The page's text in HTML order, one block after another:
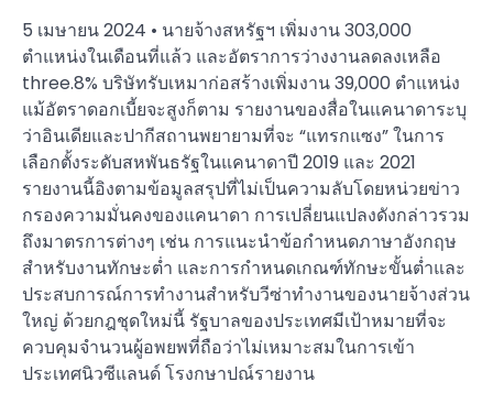
5 เมษายน 2024 • นายจ้างสหรัฐฯ เพิ่มงาน 303,000
ตำแหน่งในเดือนที่แล้ว และอัตราการว่างงานลดลงเหลือ
three.8% บริษัทรับเหมาก่อสร้างเพิ่มงาน 39,000 ตำแหน่ง
แม้อัตราดอกเบี้ยจะสูงก็ตาม รายงานของสื่อในแคนาดาระบุ
ว่าอินเดียและปากีสถานพยายามที่จะ “แทรกแซง” ในการ
เลือกตั้งระดับสหพันธรัฐในแคนาดาปี 2019 และ 2021
รายงานนี้อิงตามข้อมูลสรุปที่ไม่เป็นความลับโดยหน่วยข่าว
กรองความมั่นคงของแคนาดา การเปลี่ยนแปลงดังกล่าวรวม
ถึงมาตรการต่างๆ เช่น การแนะนำข้อกำหนดภาษาอังกฤษ
สำหรับงานทักษะต่ำ และการกำหนดเกณฑ์ทักษะขั้นต่ำและ
ประสบการณ์การทำงานสำหรับวีซ่าทำงานของนายจ้างส่วน
ใหญ่ ด้วยกฎชุดใหม่นี้ รัฐบาลของประเทศมีเป้าหมายที่จะ
ควบคุมจำนวนผู้อพยพที่ถือว่าไม่เหมาะสมในการเข้า
ประเทศนิวซีแลนด์ โรงกษาปณ์รายงาน